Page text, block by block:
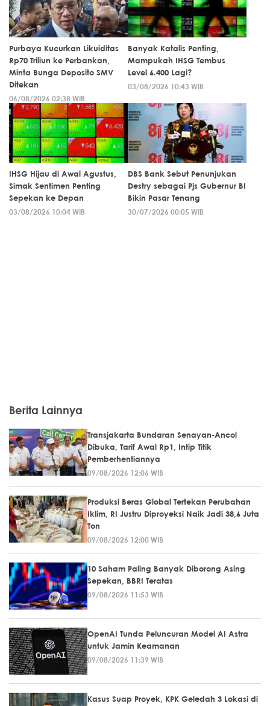
Purbaya Kucurkan Likuiditas
Rp70 Triliun ke Perbankan,
Minta Bunga Deposito SMV
Ditekan
06/08/2026 02:38 WIB
Banyak Katalis Penting,
Mampukah IHSG Tembus
Level 6.400 Lagi?
03/08/2026 10:43 WIB
IHSG Hijau di Awal Agustus,
Simak Sentimen Penting
Sepekan ke Depan
03/08/2026 10:04 WIB
DBS Bank Sebut Penunjukan
Destry sebagai Pjs Gubernur BI
Bikin Pasar Tenang
30/07/2026 00:05 WIB
Berita Lainnya
Transjakarta Bundaran Senayan-Ancol
Dibuka, Tarif Awal Rp1, Intip Titik
Pemberhentiannya
09/08/2026 12:06 WIB
Produksi Beras Global Tertekan Perubahan
Iklim, RI Justru Diproyeksi Naik Jadi 38,6 Juta
Ton
09/08/2026 12:00 WIB
10 Saham Paling Banyak Diborong Asing
Sepekan, BBRI Teratas
09/08/2026 11:53 WIB
OpenAI Tunda Peluncuran Model AI Astra
untuk Jamin Keamanan
09/08/2026 11:39 WIB
Kasus Suap Proyek, KPK Geledah 3 Lokasi di